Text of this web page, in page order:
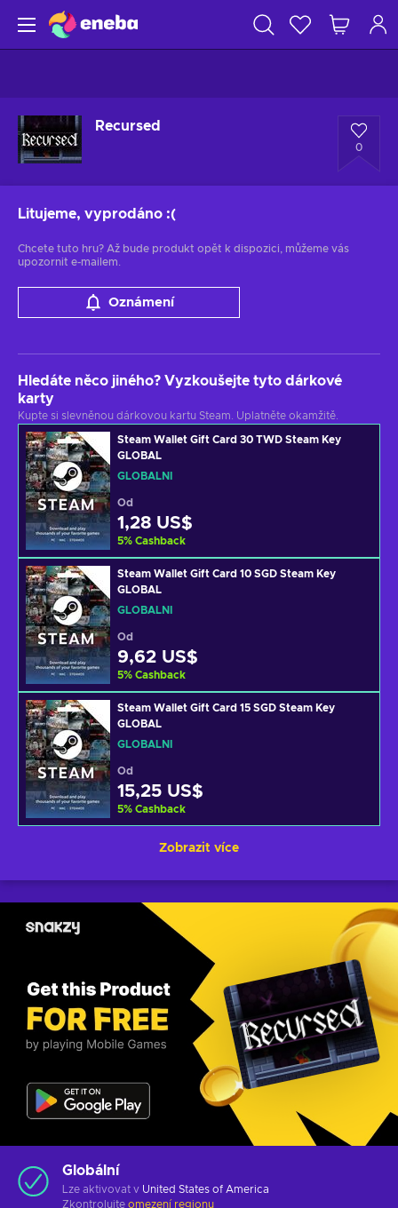
Recursed
0
Litujeme, vyprodáno :(
Chcete tuto hru? Až bude produkt opět k dispozici, můžeme vás
upozornit e-mailem.
Oznámení
Hledáte něco jiného? Vyzkoušejte tyto dárkové
karty
Kupte si slevněnou dárkovou kartu Steam. Uplatněte okamžitě.
Steam Wallet Gift Card 30 TWD Steam Key
GLOBAL
GLOBÁLNÍ
Od
1,28 US$
5% Cashback
Steam Wallet Gift Card 10 SGD Steam Key
GLOBAL
GLOBÁLNÍ
Od
9,62 US$
5% Cashback
Steam Wallet Gift Card 15 SGD Steam Key
GLOBAL
GLOBÁLNÍ
Od
15,25 US$
5% Cashback
Zobrazit více
Globální
Lze aktivovat v United States of America
Zkontrolujte omezení regionu